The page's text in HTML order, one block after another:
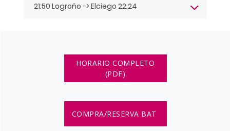
21:50 Logroño -> Elciego 22:24
HORARIO COMPLETO
(PDF)
COMPRA/RESERVA BAT